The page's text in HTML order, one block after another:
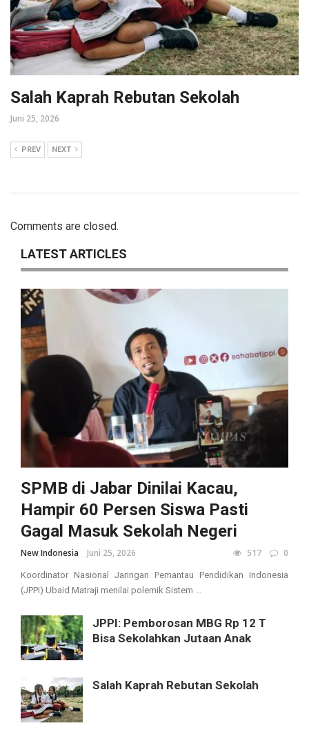
Salah Kaprah Rebutan Sekolah
Juni 25, 2026
PREV NEXT
Comments are closed.
LATEST ARTICLES
SPMB di Jabar Dinilai Kacau,
Hampir 60 Persen Siswa Pasti
Gagal Masuk Sekolah Negeri
New Indonesia Juni 25, 2026 517 0
Koordinator Nasional Jaringan Pemantau Pendidikan Indonesia
(JPPI) Ubaid Matraji menilai polemik Sistem ...
JPPI: Pemborosan MBG Rp 12 T
Bisa Sekolahkan Jutaan Anak
Salah Kaprah Rebutan Sekolah